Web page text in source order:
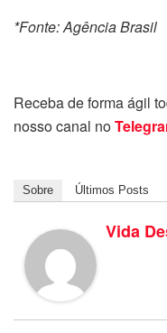
*Fonte: Agência Brasil
Receba de forma ágil
nosso canal no
Sobre Últimos Posts
Vida